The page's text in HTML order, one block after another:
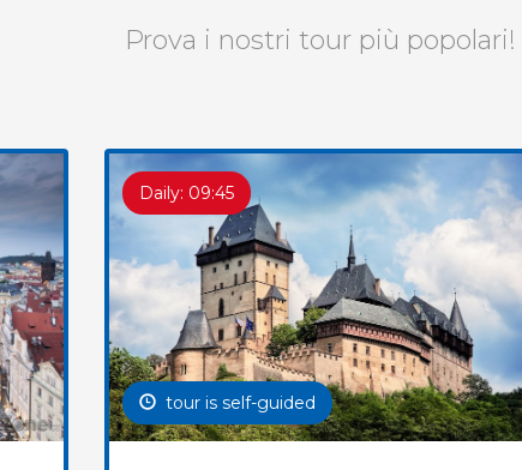
Prova i nostri tour più popolari!
Daily: 09:45
tour is self-guided